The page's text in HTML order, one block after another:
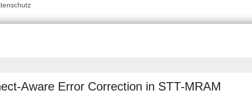
Aware Error Correction in STT-MRAM